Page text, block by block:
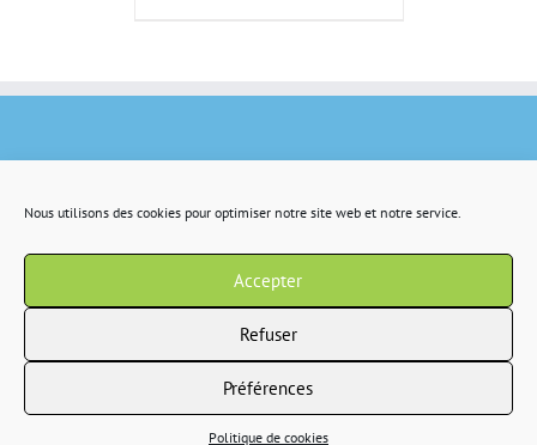
Nous utilisons des cookies pour optimiser notre site web et notre service.
Accepter
Refuser
Préférences
Politique de cookies
Copyright 2022 IR2S tous droits résservés |CGV|